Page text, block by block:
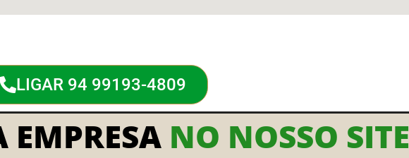
LIGAR 94 99193-4809
EMPRESA NO NOSSO SITE